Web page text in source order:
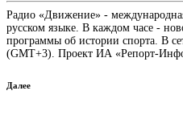
Радио «Движение» -
русском языке. В каждом часе -
программы об истории спорта. В
(GMT+3). Проект ИА «Репорт-
Далее